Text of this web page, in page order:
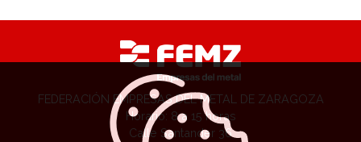
FEDERACIÓN EMPRESAS DEL METAL DE ZARAGOZA
Horario: 8 a 15 horas
Calle Santander 36